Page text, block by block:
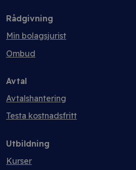
Rådgivning
Min bolagsjurist
Ombud
Avtal
Avtalshantering
Testa kostnadsfritt
Utbildning
Kurser